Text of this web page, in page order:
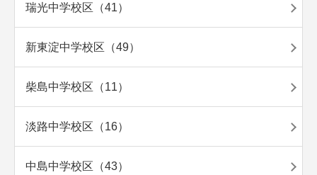
瑞光中学校区（41）
新東淀中学校区（49）
柴島中学校区（11）
淡路中学校区（16）
中島中学校区（43）